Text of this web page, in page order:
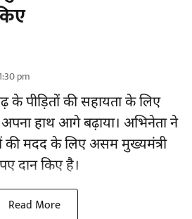
pm
केपीड़ितों की सहायताके लिए
हाथ आगे बढ़ाया। अभिनेता ने
की मदद के लिए असम मुख्यमंत्री
दान किए है।
Read More